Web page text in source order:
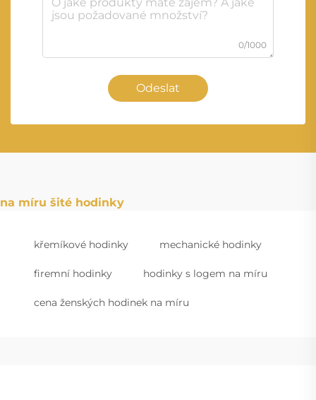
0/1000
Odeslat
na míru šité hodinky
křemíkové hodinky mechanické hodinky
firemní hodinky hodinky s logem na míru
cena ženských hodinek na míru